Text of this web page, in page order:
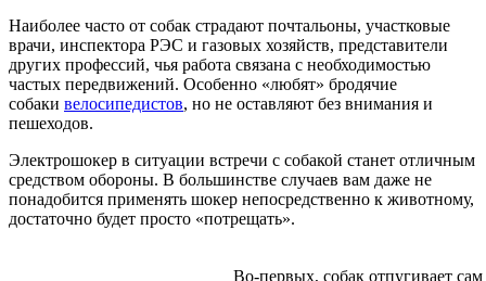
Наиболее часто от собак страдают почтальоны, участковые
врачи, инспектора РЭС и газовых хозяйств, представители
других профессий, чья работа связана с необходимостью
частых передвижений. Особенно «любят» бродячие
собаки велосипедистов, но не оставляют без внимания и
пешеходов.
Электрошокер в ситуации встречи с собакой станет отличным
средством обороны. В большинстве случаев вам даже не
понадобится применять шокер непосредственно к животному,
достаточно будет просто «потрещать».
Во-первых, собак отпугивает